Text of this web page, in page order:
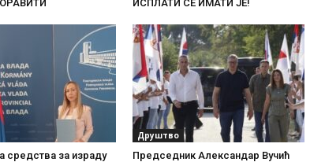
ИСПЛАТИ СЕ ИМАТИ ЈЕ!
средства за израду
Друштво
Председник Александар Вучић